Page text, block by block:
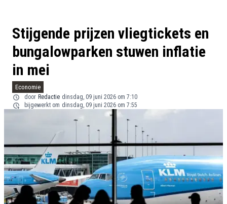
Stijgende prijzen vliegtickets en
bungalowparken stuwen inflatie
in mei
Economie
door Redactie dinsdag, 09 juni 2026 om 7:10
bijgewerkt om dinsdag, 09 juni 2026 om 7:55